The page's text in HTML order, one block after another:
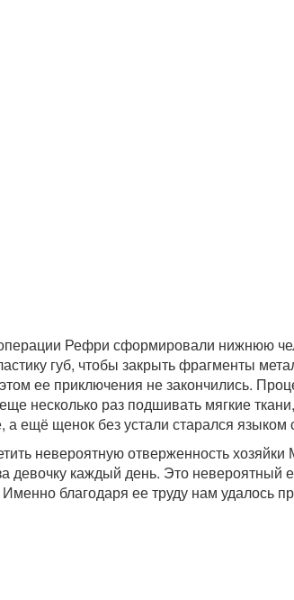
Рефри сформировали нижнюю
губ, чтобы закрыть фрагменты
ее приключения не закончились.
несколько раз подшивать мягкие
а ещё щенок без устали старался языком
невероятную отверженность
девочку каждый день. Это
благодаря ее труду нам удалось